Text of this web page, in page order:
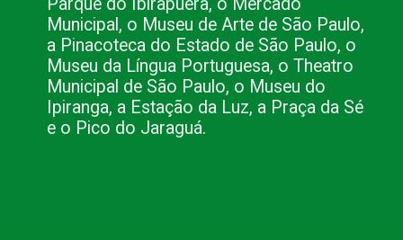
Municipal, o Museu de Arte de São Paulo,
a Pinacoteca do Estado de São Paulo, o
Museu da Língua Portuguesa, o Theatro
Municipal de São Paulo, o Museu do
Ipiranga, a Estação da Luz, a Praça da Sé
e o Pico do Jaraguá.